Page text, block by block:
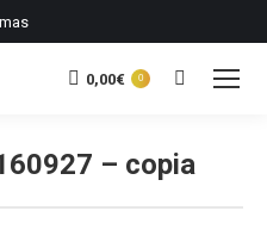
0,00€ 0 Buscar:
– copia